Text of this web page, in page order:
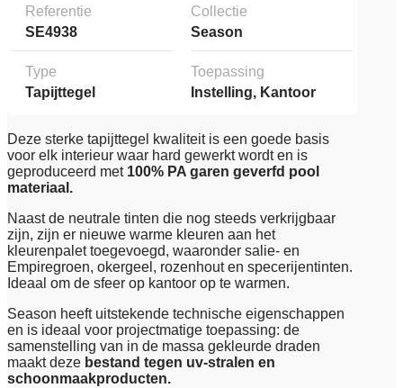
Referentie
SE4938
Collectie
Season
Type
Tapijttegel
Toepassing
Instelling, Kantoor
Deze sterke tapijttegel kwaliteit is een goede basis
voor elk interieur waar hard gewerkt wordt en is
geproduceerd met 100% PA garen geverfd pool
materiaal.
Naast de neutrale tinten die nog steeds verkrijgbaar
zijn, zijn er nieuwe warme kleuren aan het
kleurenpalet toegevoegd, waaronder salie- en
Empiregroen, okergeel, rozenhout en specerijentinten.
Ideaal om de sfeer op kantoor op te warmen.
Season heeft uitstekende technische eigenschappen
en is ideaal voor projectmatige toepassing: de
samenstelling van in de massa gekleurde draden
maakt deze bestand tegen uv-stralen en
schoonmaakproducten.